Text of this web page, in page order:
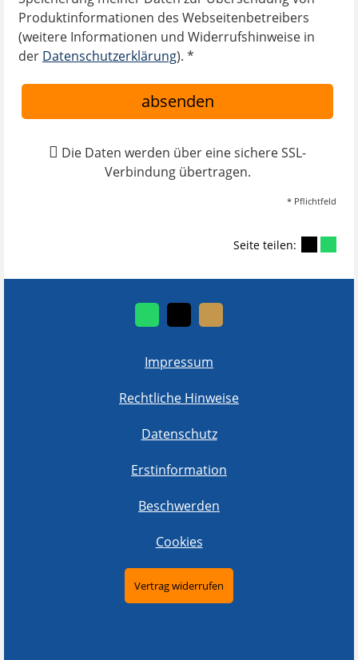
Produktinformationen des Webseitenbetreibers
(weitere Informationen und Widerrufshinweise in
der Datenschutzerklärung). *
absenden
Die Daten werden über eine sichere SSL-
Verbindung übertragen.
* Pflichtfeld
Seite teilen:
Impressum
Rechtliche Hinweise
Datenschutz
Erstinformation
Beschwerden
Cookies
Vertrag widerrufen